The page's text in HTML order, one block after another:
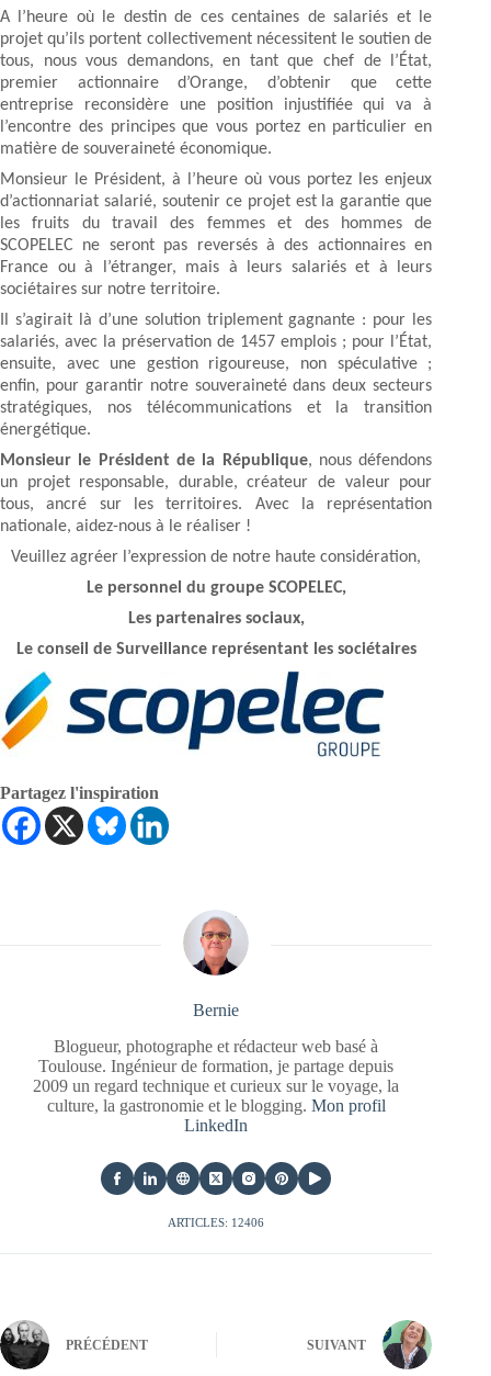
A l’heure où le destin de ces centaines de salariés et le
projet qu’ils portent collectivement nécessitent le soutien de
tous, nous vous demandons, en tant que chef de l’État,
premier actionnaire d’Orange, d’obtenir que cette
entreprise reconsidère une position injustifiée qui va à
l’encontre des principes que vous portez en particulier en
matière de souveraineté économique.
Monsieur le Président, à l’heure où vous portez les enjeux
d’actionnariat salarié, soutenir ce projet est la garantie que
les fruits du travail des femmes et des hommes de
SCOPELEC ne seront pas reversés à des actionnaires en
France ou à l’étranger, mais à leurs salariés et à leurs
sociétaires sur notre territoire.
Il s’agirait là d’une solution triplement gagnante : pour les
salariés, avec la préservation de 1457 emplois ; pour l’État,
ensuite, avec une gestion rigoureuse, non spéculative ;
enfin, pour garantir notre souveraineté dans deux secteurs
stratégiques, nos télécommunications et la transition
énergétique.
Monsieur le Président de la République, nous défendons
un projet responsable, durable, créateur de valeur pour
tous, ancré sur les territoires. Avec la représentation
nationale, aidez-nous à le réaliser !
Veuillez agréer l’expression de notre haute considération,
Le personnel du groupe SCOPELEC,
Les partenaires sociaux,
Le conseil de Surveillance représentant les sociétaires
Partagez l'inspiration
Bernie
Blogueur, photographe et rédacteur web basé à
Toulouse. Ingénieur de formation, je partage depuis
2009 un regard technique et curieux sur le voyage, la
culture, la gastronomie et le blogging. Mon profil
LinkedIn
ARTICLES: 12406
PRÉCÉDENT SUIVANT